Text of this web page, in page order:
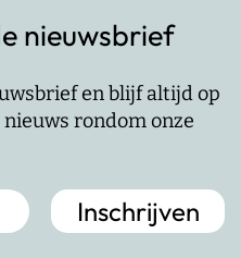
nieuwsbrief
en blijf altijd op
rondom onze